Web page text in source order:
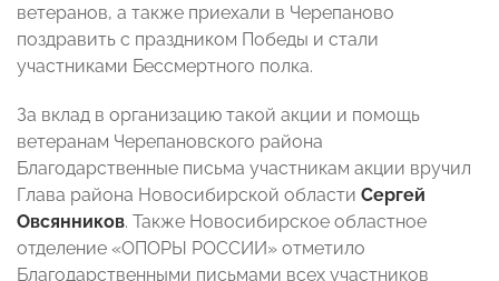
ветеранов, а также приехали в Черепаново
поздравить с праздником Победы и стали
участниками Бессмертного полка.
За вклад в организацию такой акции и помощь
ветеранам Черепановского района
Благодарственные письма участникам акции вручил
Глава района Новосибирской области Сергей
Овсянников. Также Новосибирское областное
отделение «ОПОРЫ РОССИИ» отметило
Благодарственными письмами всех участников